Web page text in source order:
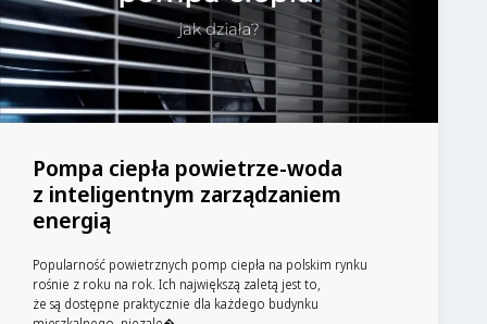
Pompa ciepła powietrze-woda
z inteligentnym zarządzaniem
energią
Popularność powietrznych pomp ciepła na polskim rynku
rośnie z roku na rok. Ich największą zaletą jest to,
że są dostępne praktycznie dla każdego budynku